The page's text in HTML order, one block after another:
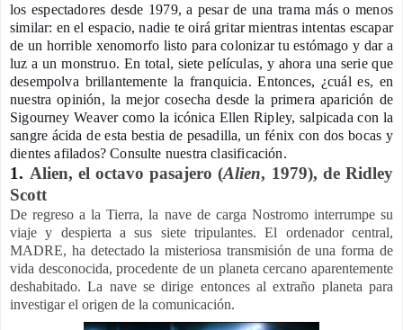
los espectadores desde 1979, a pesar de una trama más o menos
similar: en el espacio, nadie te oirá gritar mientras intentas escapar
de un horrible xenomorfo listo para colonizar tu estómago y dar a
luz a un monstruo. En total, siete películas, y ahora una serie que
desempolva brillantemente la franquicia. Entonces, ¿cuál es, en
nuestra opinión, la mejor cosecha desde la primera aparición de
Sigourney Weaver como la icónica Ellen Ripley, salpicada con la
sangre ácida de esta bestia de pesadilla, un fénix con dos bocas y
dientes afilados? Consulte nuestra clasificación.
1. Alien, el octavo pasajero (Alien, 1979), de Ridley
Scott
De regreso a la Tierra, la nave de carga Nostromo interrumpe su
viaje y despierta a sus siete tripulantes. El ordenador central,
MADRE, ha detectado la misteriosa transmisión de una forma de
vida desconocida, procedente de un planeta cercano aparentemente
deshabitado. La nave se dirige entonces al extraño planeta para
investigar el origen de la comunicación.